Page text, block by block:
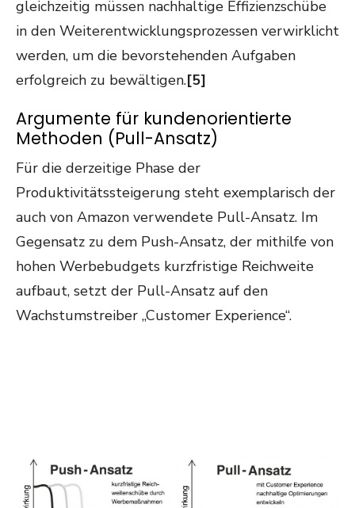
gleichzeitig müssen nachhaltige Effizienzschübe
in den Weiterentwicklungsprozessen verwirklicht
werden, um die bevorstehenden Aufgaben
erfolgreich zu bewältigen.[5]
Argumente für kundenorientierte
Methoden (Pull-Ansatz)
Für die derzeitige Phase der
Produktivitätssteigerung steht exemplarisch der
auch von Amazon verwendete Pull-Ansatz. Im
Gegensatz zu dem Push-Ansatz, der mithilfe von
hohen Werbebudgets kurzfristige Reichweite
aufbaut, setzt der Pull-Ansatz auf den
Wachstumstreiber „Customer Experience“.